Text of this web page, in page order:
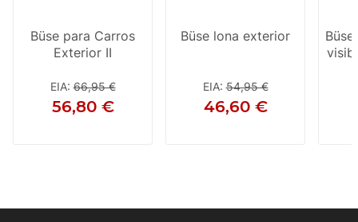
Büse para Carros
Exterior II
EIA:66,95 €
56,80 €
Büse lona exterior
EIA:54,95 €
46,60 €